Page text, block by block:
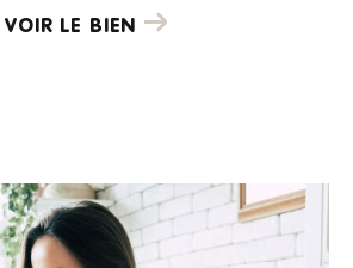
VOIR LE BIEN